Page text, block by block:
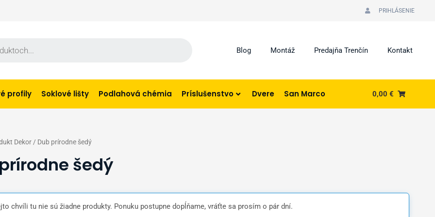
PRIHLÁSENIE
Blog Montáž Predajňa Trenčín Kontakt
profily Soklové lišty Podlahová chémia Príslušenstvo Dvere San Marco 0,00€
Dekor / Dub prírodne šedý
šedý
chvíli tu nie sú žiadne produkty. Ponuku postupne dopĺňame, vráťte sa prosím o pár dní.